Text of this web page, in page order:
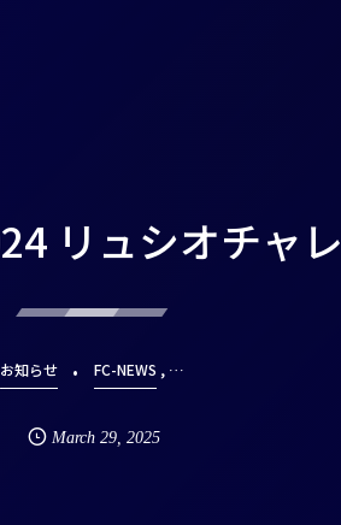
リュシオチャ
お知らせ FC-NEWS , …
March 29, 2025